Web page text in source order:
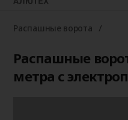
Распашные ворота
Распашные
метра с